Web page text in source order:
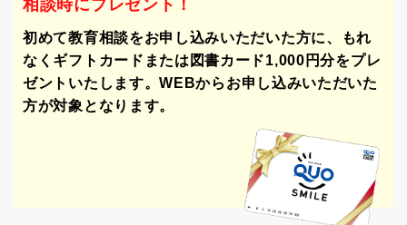
相談時にプレゼント！
初めて教育相談をお申し込みいただいた⽅に、
もれ
なくギフトカードまたは図書カード1,000円分をプレ
ゼントいたします。WEBからお申し込みいただいた
⽅が対象となります。